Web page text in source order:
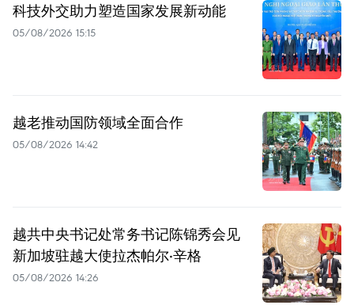
科技外交助力塑造国家发展新动能
05/08/2026 15:15
越老推动国防领域全面合作
05/08/2026 14:42
越共中央书记处常务书记陈锦秀会见
新加坡驻越大使拉杰帕尔·辛格
05/08/2026 14:26